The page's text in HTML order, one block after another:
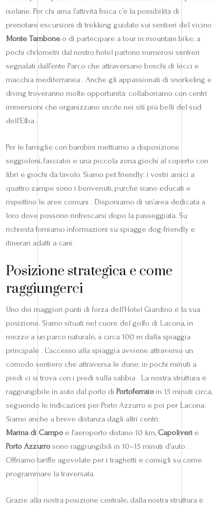
isolane. Per chi ama l’attività fisica c’è la possibilità di
prenotare escursioni di trekking guidato sui sentieri del vicino
Monte Tambone o di partecipare a tour in mountain bike; a
pochi chilometri dal nostro hotel partono numerosi sentieri
segnalati dall’ente Parco che attraversano boschi di lecci e
macchia mediterranea . Anche gli appassionati di snorkeling e
diving troveranno molte opportunità: collaboriamo con centri
immersioni che organizzano uscite nei siti più belli del sud
dell’Elba .
Per le famiglie con bambini mettiamo a disposizione
seggioloni, fasciatoi e una piccola zona giochi al coperto con
libri e giochi da tavolo. Siamo pet friendly: i vostri amici a
quattro zampe sono i benvenuti, purché siano educati e
rispettino le aree comuni . Disponiamo di un’area dedicata a
loro dove possono rinfrescarsi dopo la passeggiata. Su
richiesta forniamo informazioni su spiagge dog-friendly e
itinerari adatti a cani.
Posizione strategica e come
raggiungerci
Uno dei maggiori punti di forza dell’Hotel Giardino è la sua
posizione. Siamo situati nel cuore del golfo di Lacona, in
mezzo a un parco naturale, a circa 100 m dalla spiaggia
principale . L’accesso alla spiaggia avviene attraverso un
comodo sentiero che attraversa le dune; in pochi minuti a
piedi ci si trova con i piedi sulla sabbia . La nostra struttura è
raggiungibile in auto dal porto di Portoferraio in 15 minuti circa,
seguendo le indicazioni per Porto Azzurro e poi per Lacona.
Siamo anche a breve distanza dagli altri centri:
Marina di Campo e l’aeroporto distano 10 km, Capoliveri e
Porto Azzurro sono raggiungibili in 10–15 minuti d’auto .
Offriamo tariffe agevolate per i traghetti e consigli su come
programmare la traversata.
Grazie alla nostra posizione centrale, dalla nostra struttura è